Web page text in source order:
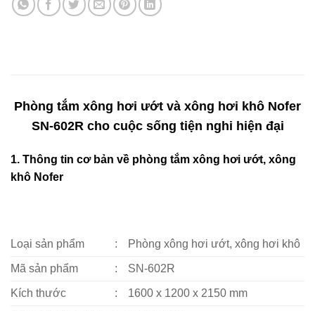
Phòng tắm xông hơi ướt và xông hơi khô Nofer
SN-602R cho cuộc sống tiện nghi hiện đại
1. Thông tin cơ bản về phòng tắm xông hơi ướt, xông
khô Nofer
Loại sản phẩm : Phòng xông hơi ướt, xông hơi khô
Mã sản phẩm : SN-602R
Kích thước : 1600 x 1200 x 2150 mm